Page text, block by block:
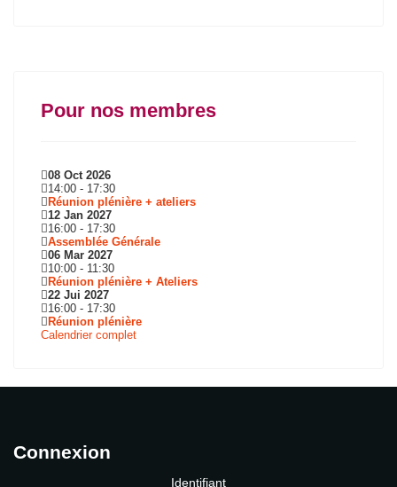
Pour nos membres
08 Oct 2026
14:00 - 17:30
Réunion plénière + ateliers
12 Jan 2027
16:00 - 17:30
Assemblée Générale
06 Mar 2027
10:00 - 11:30
Réunion plénière + Ateliers
22 Jui 2027
16:00 - 17:30
Réunion plénière
Calendrier complet
Connexion
Identifiant